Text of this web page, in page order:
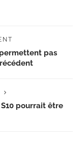
pas
pourrait être